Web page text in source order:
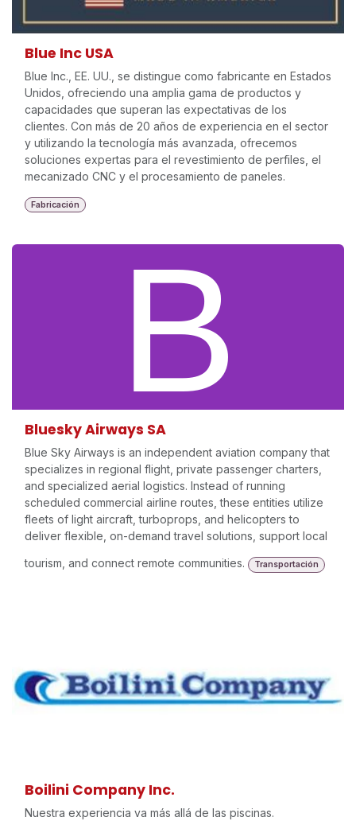
Blue Inc USA
Blue Inc., EE. UU., se distingue como fabricante en Estados
Unidos, ofreciendo una amplia gama de productos y
capacidades que superan las expectativas de los
clientes. Con más de 20 años de experiencia en el sector
y utilizando la tecnología más avanzada, ofrecemos
soluciones expertas para el revestimiento de perfiles, el
mecanizado CNC y el procesamiento de paneles.
Fabricación
Bluesky Airways SA
Blue Sky Airways is an independent aviation company that
specializes in regional flight, private passenger charters,
and specialized aerial logistics. Instead of running
scheduled commercial airline routes, these entities utilize
fleets of light aircraft, turboprops, and helicopters to
deliver flexible, on-demand travel solutions, support local
tourism, and connect remote communities.
Transportación
Boilini Company Inc.
Nuestra experiencia va más allá de las piscinas.